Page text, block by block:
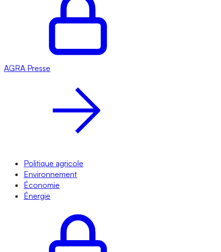
AGRA Presse
Politique agricole
Environnement
Économie
Énergie